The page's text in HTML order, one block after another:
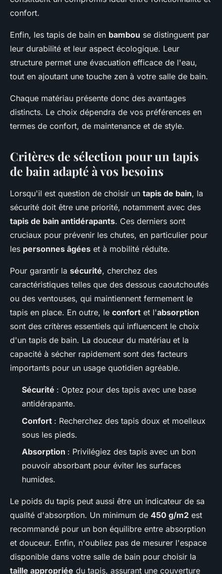
confort.
Enfin, les tapis de bain en bambou se distinguent par
leur durabilité et leur aspect écologique. Leur
structure permet une évacuation efficace de l'eau,
tout en ajoutant une touche zen à votre salle de bain.
Chaque matériau présente donc des avantages
distincts. Le choix dépendra de vos préférences en
termes de confort, de maintenance et de style.
Critères de sélection pour un tapis
de bain adapté à vos besoins
Lorsqu'il est question de choisir un tapis de bain, la
sécurité doit être une priorité, notamment avec des
tapis de bain antidérapants. Ces derniers sont
cruciaux pour prévenir les chutes, en particulier pour
les personnes âgées et à mobilité réduite.
Pour garantir la sécurité, cherchez des
caractéristiques telles que des dessous caoutchoutés
ou des ventouses, qui maintiennent fermement le
tapis en place. En outre, le confort et l'absorption
sont des critères essentiels qui influencent le choix
d'un tapis de bain. La douceur du matériau et la
capacité à sécher rapidement sont des facteurs
importants pour un usage quotidien agréable.
Sécurité : Optez pour des tapis avec une base
antidérapante.
Confort : Recherchez des tapis doux et moelleux
sous les pieds.
Absorption : Privilégiez des tapis avec un bon
pouvoir absorbant pour éviter les surfaces
humides.
Le poids du tapis peut aussi être un indicateur de sa
qualité d'absorption. Un minimum de 450 g/m2 est
recommandé pour un bon équilibre entre absorption
et douceur. Enfin, n'oubliez pas de mesurer l'espace
disponible dans votre salle de bain pour choisir la
taille appropriée du tapis, assurant une couverture